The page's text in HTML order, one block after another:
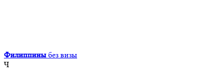
Филиппины без визы
Ч